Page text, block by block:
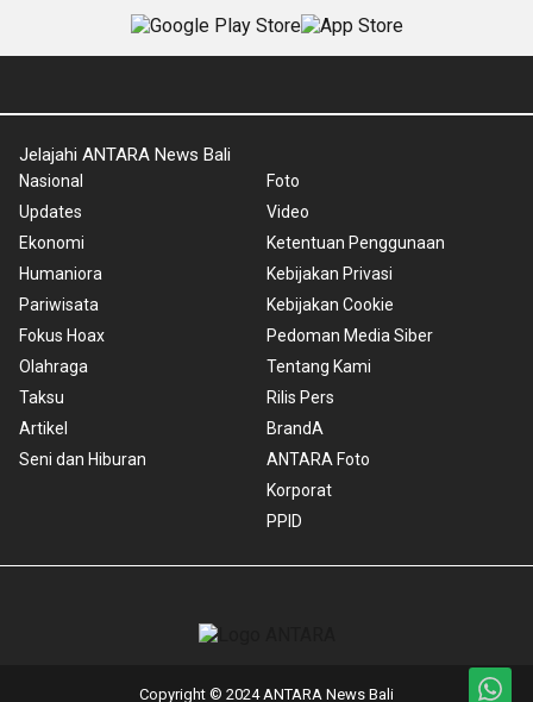
Jelajahi ANTARA News Bali
Nasional
Updates
Ekonomi
Humaniora
Pariwisata
Fokus Hoax
Olahraga
Taksu
Artikel
Seni dan Hiburan
Foto
Video
Ketentuan Penggunaan
Kebijakan Privasi
Kebijakan Cookie
Pedoman Media Siber
Tentang Kami
Rilis Pers
BrandA
ANTARA Foto
Korporat
PPID
Copyright © 2024 ANTARA News Bali